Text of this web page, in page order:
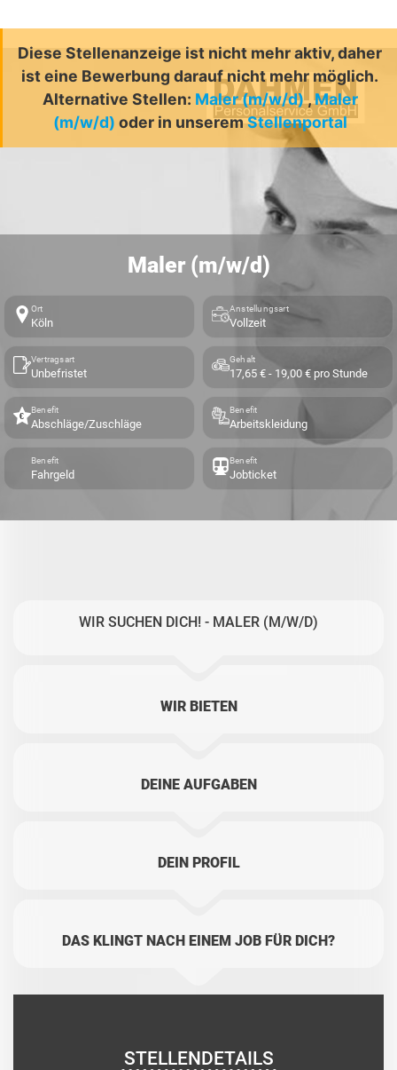
Diese Stellenanzeige ist nicht mehr aktiv, daher
ist eine Bewerbung darauf nicht mehr möglich.
Alternative Stellen: Maler (m/w/d),Maler
(m/w/d) oder in unseremStellenportal
Maler (m/w/d)
Ort
Köln
Anstellungsart
Vollzeit
Vertragsart
Unbefristet
Gehalt
17,65 € - 19,00 € pro Stunde
Benefit
Abschläge/Zuschläge
Benefit
Arbeitskleidung
Benefit
Fahrgeld
Benefit
Jobticket
WIR SUCHEN DICH! - MALER (M/W/D)
WIR BIETEN
DEINE AUFGABEN
DEIN PROFIL
DAS KLINGT NACH EINEM JOB FÜR DICH?
STELLENDETAILS